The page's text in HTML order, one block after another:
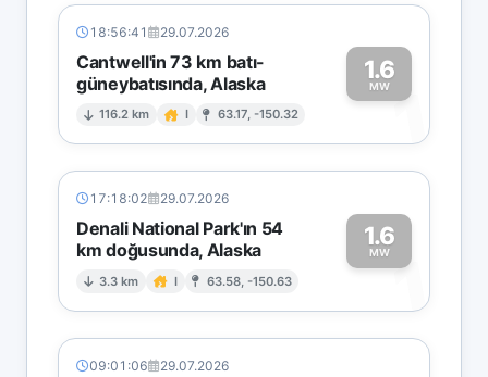
18:56:41 29.07.2026
Cantwell'in 73 km batı-
güneybatısında, Alaska
116.2 km I 63.17, -150.32
1.6
MW1
17:18:02 29.07.2026
Denali National Park'ın 54
km doğusunda, Alaska
3.3 km I 63.58, -150.63
1.6
MW1
09:01:06 29.07.2026